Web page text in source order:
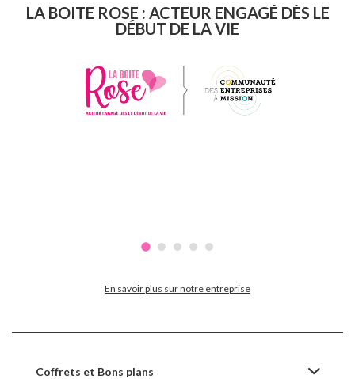
LA BOITE ROSE : ACTEUR ENGAGÉ DÈS LE
DÉBUT DE LA VIE
En savoir plus sur notre entreprise
Coffrets et Bons plans